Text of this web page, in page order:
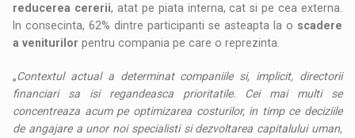
reducerea cererii, atat pe piata interna, cat si pe cea externa.
In consecinta, 62% dintre participanti se asteapta la o scadere
a veniturilor pentru compania pe care o reprezinta.
„Contextul actual a determinat companiile si, implicit, directorii
financiari sa isi regandeasca prioritatile. Cei mai multi se
concentreaza acum pe optimizarea costurilor, in timp ce deciziile
de angajare a unor noi specialisti si dezvoltarea capitalului uman,